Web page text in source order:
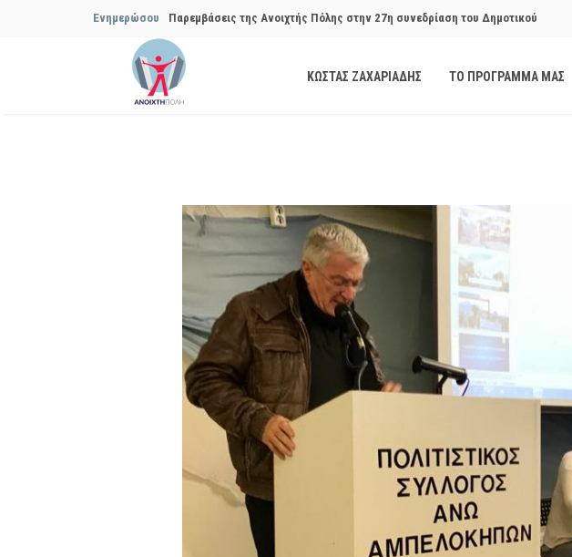
Ενημερώσου Παρεμβάσεις της Ανοιχτής Πόλης στην 27η συνεδρίαση του Δημοτικού
Συμβουλίου του Δήμου…
Παρεμβάσεις της Ανοιχτής Πόλης στην 29η συνεδρίαση του Δημοτικού
Θεσμική θωράκιση των εγκύων αιρετών μετά από την παρέμβαση της Ανοιχτής
Να αποκατασταθεί με εγγυήσεις, διαφάνεια και δημοσιότητα το αίσθημα
ασφάλειας στην Κυψέλη
ΚΩΣΤΑΣ ΖΑΧΑΡΙΑΔΗΣ ΤΟ ΠΡΟΓΡΑΜΜΑ ΜΑΣ